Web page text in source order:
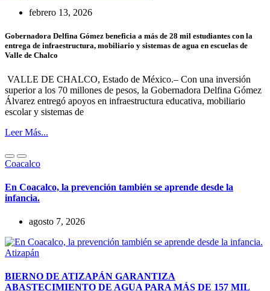
febrero 13, 2026
Gobernadora Delfina Gómez beneficia a más de 28 mil estudiantes con la
entrega de infraestructura, mobiliario y sistemas de agua en escuelas de
Valle de Chalco
VALLE DE CHALCO, Estado de México.– Con una inversión
superior a los 70 millones de pesos, la Gobernadora Delfina Gómez
Álvarez entregó apoyos en infraestructura educativa, mobiliario
escolar y sistemas de
Leer Más...
Coacalco
En Coacalco, la prevención también se aprende desde la
infancia.
agosto 7, 2026
Atizapán
BIERNO DE ATIZAPÁN GARANTIZA
ABASTECIMIENTO DE AGUA PARA MÁS DE 157 MIL